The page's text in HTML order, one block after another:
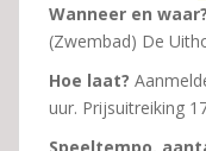
Wanneer en waar?
(Zwembad) De
Hoe laat?
uur. Prijsuitreiking
Speeltempo,